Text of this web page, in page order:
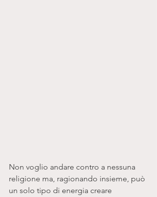
Non voglio andare contro a nessuna
religione ma, ragionando insieme, può
un solo tipo di energia creare